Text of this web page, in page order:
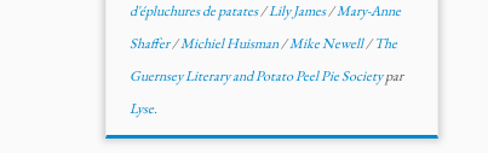
d'épluchures de patates/Lily James/Mary-Anne
Shaffer/Michiel Huisman/Mike Newell/The
Guernsey Literary and Potato Peel Pie Societypar
Lyse.